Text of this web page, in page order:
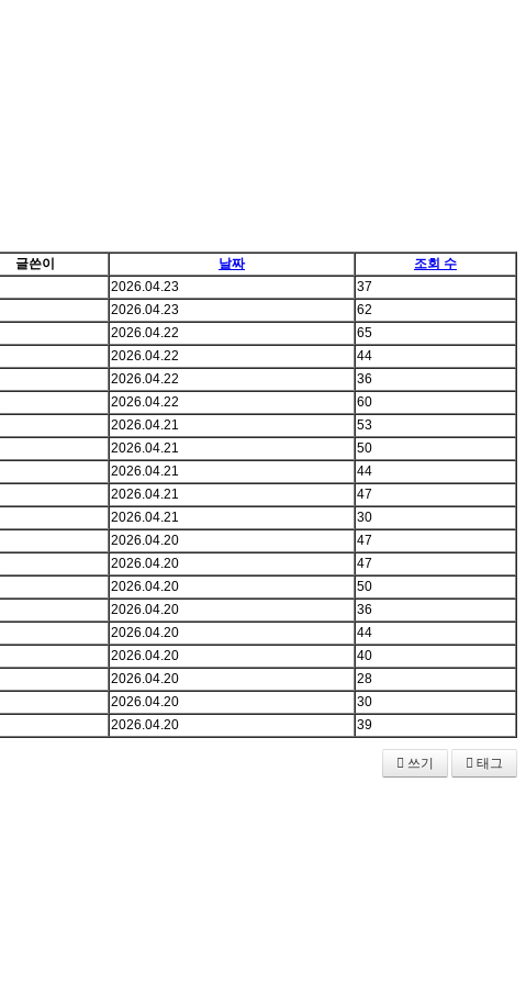
글쓴이 날짜
조회 수
2026.04.23
37
2026.04.23
62
2026.04.22
65
2026.04.22
44
2026.04.22
36
2026.04.22
60
2026.04.21
53
2026.04.21
50
2026.04.21
44
2026.04.21
47
2026.04.21
30
2026.04.20
47
2026.04.20
47
2026.04.20
50
2026.04.20
36
2026.04.20
44
2026.04.20
40
2026.04.20
28
2026.04.20
30
2026.04.20 39
쓰기 태그